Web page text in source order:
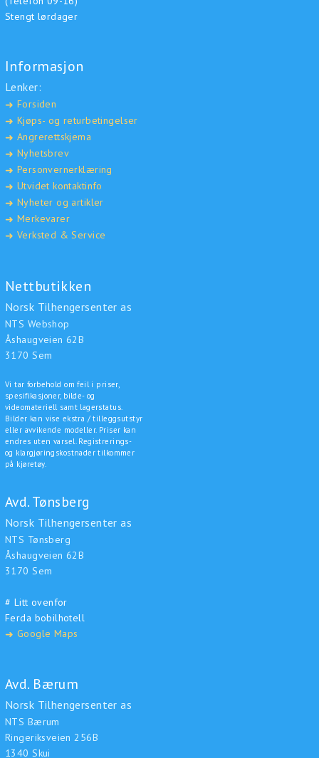
Stengt lørdager
Informasjon
Lenker:
➜ Forsiden
➜ Kjøps- og returbetingelser
➜ Angrerettskjema
➜ Nyhetsbrev
➜ Personvernerklæring
➜ Utvidet kontaktinfo
➜ Nyheter og artikler
➜ Merkevarer
➜ Verksted & Service
Nettbutikken
Norsk Tilhengersenter as
NTS Webshop
Åshaugveien 62B
3170 Sem
Vi tar forbehold om feil i priser,
spesifikasjoner, bilde- og
videomateriell samt lagerstatus.
Bilder kan vise ekstra / tilleggsutstyr
eller avvikende modeller. Priser kan
endres uten varsel. Registrerings-
og klargjøringskostnader tilkommer
på kjøretøy.
Avd. Tønsberg
Norsk Tilhengersenter as
NTS Tønsberg
Åshaugveien 62B
3170 Sem
# Litt ovenfor
Ferda bobilhotell
➜ Google Maps
Avd. Bærum
Norsk Tilhengersenter as
NTS Bærum
Ringeriksveien 256B
1340 Skui